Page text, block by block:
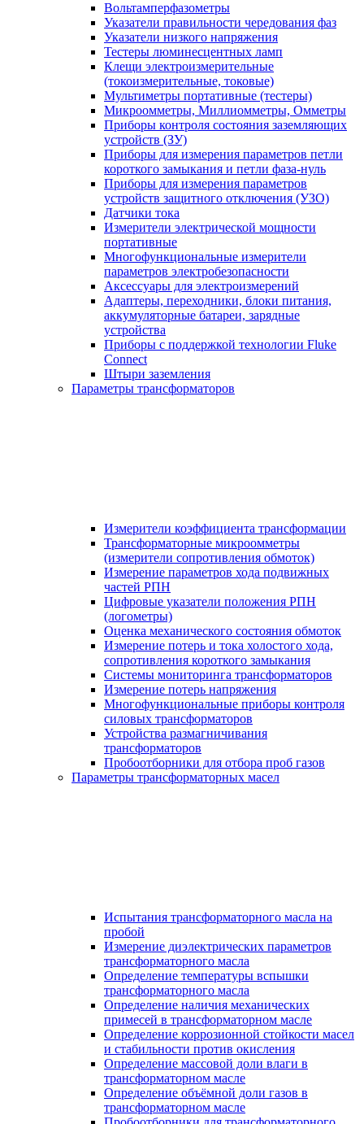
Вольтамперфазометры
Указатели правильности чередования фаз
Указатели низкого напряжения
Тестеры люминесцентных ламп
Клещи электроизмерительные
(токоизмерительные, токовые)
Мультиметры портативные (тестеры)
Микроомметры, Миллиомметры, Омметры
Приборы контроля состояния заземляющих
устройств (ЗУ)
Приборы для измерения параметров петли
короткого замыкания и петли фаза-нуль
Приборы для измерения параметров
устройств защитного отключения (УЗО)
Датчики тока
Измерители электрической мощности
портативные
Многофункциональные измерители
параметров электробезопасности
Аксессуары для электроизмерений
Адаптеры, переходники, блоки питания,
аккумуляторные батареи, зарядные
устройства
Приборы с поддержкой технологии Fluke
Connect
Штыри заземления
Параметры трансформаторов
Измерители коэффициента трансформации
Трансформаторные микроомметры
(измерители сопротивления обмоток)
Измерение параметров хода подвижных
частей РПН
Цифровые указатели положения РПН
(логометры)
Оценка механического состояния обмоток
Измерение потерь и тока холостого хода,
сопротивления короткого замыкания
Системы мониторинга трансформаторов
Измерение потерь напряжения
Многофункциональные приборы контроля
силовых трансформаторов
Устройства размагничивания
трансформаторов
Пробоотборники для отбора проб газов
Параметры трансформаторных масел
Испытания трансформаторного масла на
пробой
Измерение диэлектрических параметров
трансформаторного масла
Определение температуры вспышки
трансформаторного масла
Определение наличия механических
примесей в трансформаторном масле
Определение коррозионной стойкости масел
и стабильности против окисления
Определение массовой доли влаги в
трансформаторном масле
Определение объёмной доли газов в
трансформаторном масле